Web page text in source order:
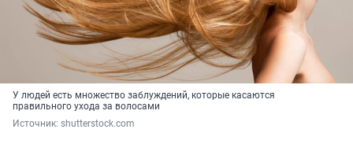
У людей есть множество заблуждений, которые касаются
правильного ухода за волосами
Источник: shutterstock.com